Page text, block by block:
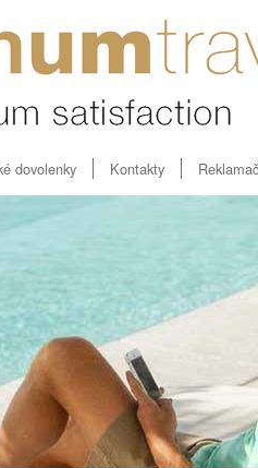
dovolenky Kontakty